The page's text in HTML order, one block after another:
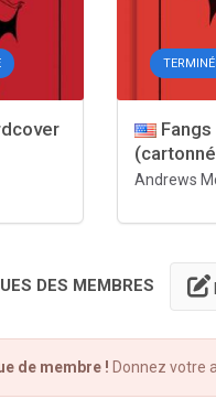
Fangs
Andrews
DES MEMBRES
de membre ! Donnez votre